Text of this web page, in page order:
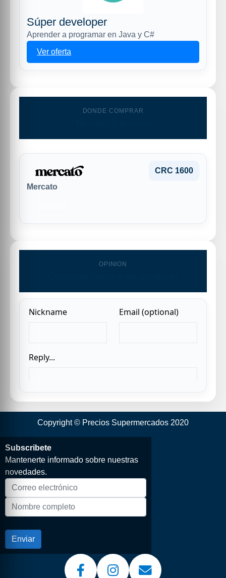
Súper developer
Aprender a programar en Java y C#
Ver oferta
DONDE COMPRAR
CRC 1600
Mercato
OPINION
Copyright © Precios Supermercados 2020
Subscribete
Mantenerte informado sobre nuestras
novedades.